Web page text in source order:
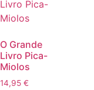
O Grande
Livro Pica-
Miolos
14,95 €